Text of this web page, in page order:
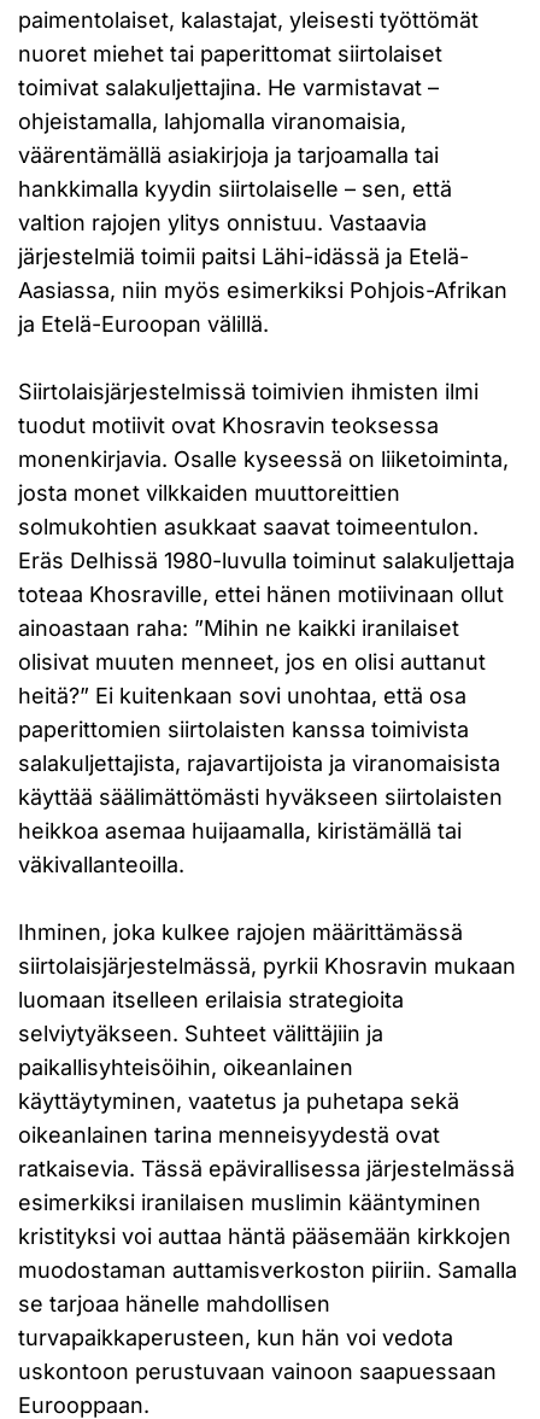
paimentolaiset, kalastajat, yleisesti työttömät
nuoret miehet tai paperittomat siirtolaiset
toimivat salakuljettajina. He varmistavat –
ohjeistamalla, lahjomalla viranomaisia,
väärentämällä asiakirjoja ja tarjoamalla tai
hankkimalla kyydin siirtolaiselle – sen, että
valtion rajojen ylitys onnistuu. Vastaavia
järjestelmiä toimii paitsi Lähi-idässä ja Etelä-
Aasiassa, niin myös esimerkiksi Pohjois-Afrikan
ja Etelä-Euroopan välillä.
Siirtolaisjärjestelmissä toimivien ihmisten ilmi
tuodut motiivit ovat Khosravin teoksessa
monenkirjavia. Osalle kyseessä on liiketoiminta,
josta monet vilkkaiden muuttoreittien
solmukohtien asukkaat saavat toimeentulon.
Eräs Delhissä 1980-luvulla toiminut salakuljettaja
toteaa Khosraville, ettei hänen motiivinaan ollut
ainoastaan raha: ”Mihin ne kaikki iranilaiset
olisivat muuten menneet, jos en olisi auttanut
heitä?” Ei kuitenkaan sovi unohtaa, että osa
paperittomien siirtolaisten kanssa toimivista
salakuljettajista, rajavartijoista ja viranomaisista
käyttää säälimättömästi hyväkseen siirtolaisten
heikkoa asemaa huijaamalla, kiristämällä tai
väkivallanteoilla.
Ihminen, joka kulkee rajojen määrittämässä
siirtolaisjärjestelmässä, pyrkii Khosravin mukaan
luomaan itselleen erilaisia strategioita
selviytyäkseen. Suhteet välittäjiin ja
paikallisyhteisöihin, oikeanlainen
käyttäytyminen, vaatetus ja puhetapa sekä
oikeanlainen tarina menneisyydestä ovat
ratkaisevia. Tässä epävirallisessa järjestelmässä
esimerkiksi iranilaisen muslimin kääntyminen
kristityksi voi auttaa häntä pääsemään kirkkojen
muodostaman auttamisverkoston piiriin. Samalla
se tarjoaa hänelle mahdollisen
turvapaikkaperusteen, kun hän voi vedota
uskontoon perustuvaan vainoon saapuessaan
Eurooppaan.